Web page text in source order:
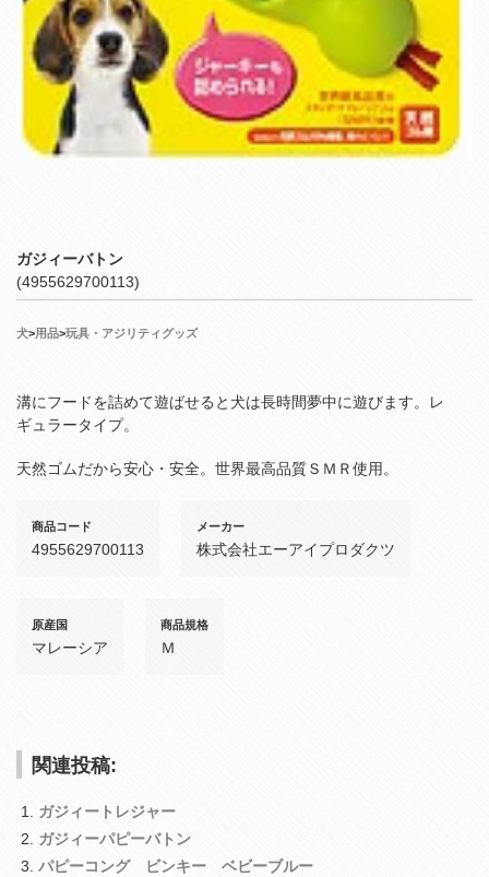
ガジィーバトン
(4955629700113)
犬>用品>玩具・アジリティグッズ
溝にフードを詰めて遊ばせると犬は長時間夢中に遊びます。レ
ギュラータイプ。
天然ゴムだから安心・安全。世界最高品質ＳＭＲ使用。
商品コード
4955629700113
メーカー
株式会社エーアイプロダクツ
原産国
マレーシア
商品規格
Ｍ
関連投稿:
ガジィートレジャー
ガジィーパピーバトン
パピーコング ビンキー ベビーブルー